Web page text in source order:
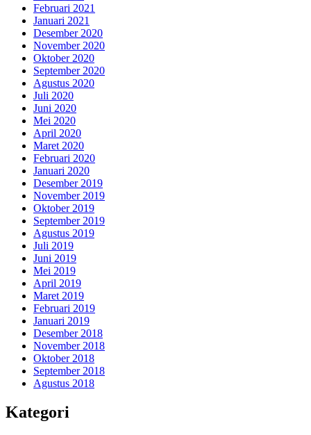
Februari 2021
Januari 2021
Desember 2020
November 2020
Oktober 2020
September 2020
Agustus 2020
Juli 2020
Juni 2020
Mei 2020
April 2020
Maret 2020
Februari 2020
Januari 2020
Desember 2019
November 2019
Oktober 2019
September 2019
Agustus 2019
Juli 2019
Juni 2019
Mei 2019
April 2019
Maret 2019
Februari 2019
Januari 2019
Desember 2018
November 2018
Oktober 2018
September 2018
Agustus 2018
Kategori